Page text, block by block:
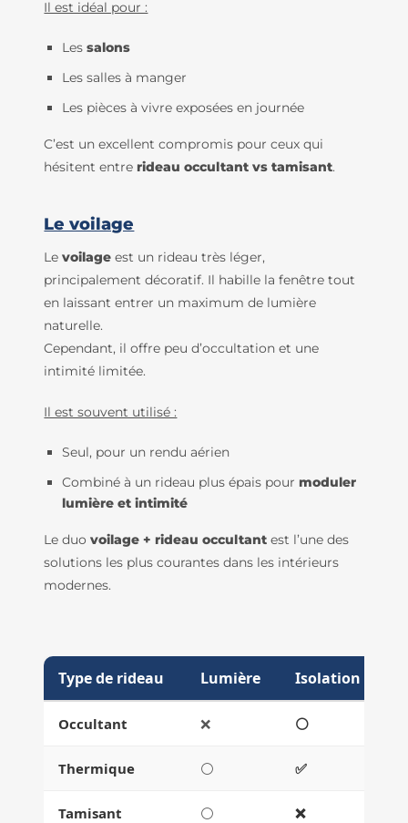
Il est idéal pour :
Lessalons
Les salles à manger
Les pièces à vivre exposées en journée
C’est un excellent compromis pour ceux qui
hésitent entrerideau occultant vs tamisant.
Le voilage
Levoilage est un rideau très léger,
principalement décoratif. Il habille la fenêtre tout
en laissant entrer un maximum de lumière
naturelle.
Cependant, il offre peu d’occultation et une
intimité limitée.
Il est souvent utilisé :
Seul, pour un rendu aérien
Combiné à un rideau plus épais pourmoduler
lumière et intimité
Le duovoilage + rideau occultant est l’une des
solutions les plus courantes dans les intérieurs
modernes.
Type de rideau Lumière Isolation
Occultant ❌ ⚪
Thermique ⚪ ✅
Tamisant ⚪ ❌